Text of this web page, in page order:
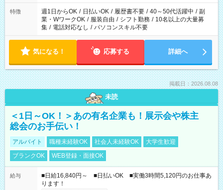
特徴 週1日からOK / 日払いOK / 履歴書不要 / 40～50代活躍中 / 副
業・WワークOK / 服装自由 / シフト勤務 / 10名以上の大量募
集 / 電話対応なし / パソコンスキル不要
気になる！ 応募する 詳細へ
掲載日：2026.08.08
未読
＜1日～OK！＞あの有名企業も！展示会や株主
総会のお手伝い！
アルバイト 職種未経験OK 社会人未経験OK
大学生歓迎
ブランクOK
WEB登録・面接OK
給与
■日給16,840円～ ■日払いOK ■実働3時間5,120円のお仕事あ
ります！